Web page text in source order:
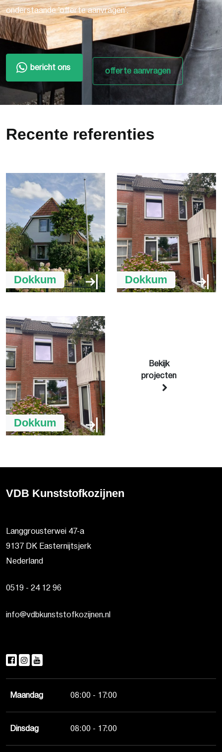
onderstaande 'offerte aanvragen'.
bericht ons offerte aanvragen
Recente referenties
Dokkum Dokkum
Dokkum
Bekijk
projecten
VDB Kunststofkozijnen
Langgrousterwei 47-a
9137 DK Easternijtsjerk
Nederland
0519 - 24 12 96
info@vdbkunststofkozijnen.nl
Maandag 08:00 - 17:00
Dinsdag 08:00 - 17:00